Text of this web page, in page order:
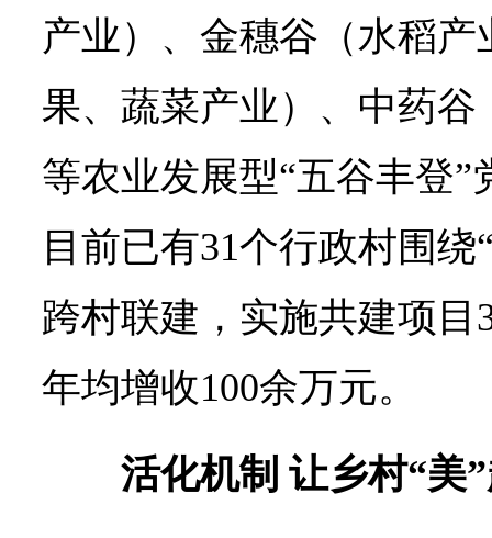
产业）、金穗谷（水稻
果、蔬菜产业）、中药
等农业发展型“五谷丰登
目前已有31个行政村围
跨村联建，实施共建项目
年均增收100余万元。
活化机制 让乡村“美